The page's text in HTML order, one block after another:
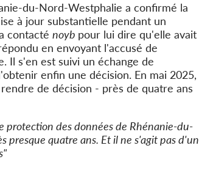
du-Nord-Westphalie a confirmé la
à jour substantielle pendant un
contacté noyb pour lui dire qu'elle avait
en envoyant l'accusé de
Il s'en est suivi un échange de
enfin une décision. En mai 2025,
de décision - près de quatre ans
protection des données de Rhénanie-du-
presque quatre ans. Et il ne s'agit pas d'un